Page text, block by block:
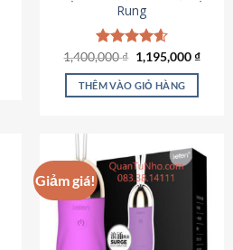
Rung
Được xếp
hạng4.62
5 sao
1,400,000₫ Giá
gốc
là:
1,400,000 ₫.
1,195,000₫Giá
THÊM VÀO GIỎ HÀNG
Giảm giá!